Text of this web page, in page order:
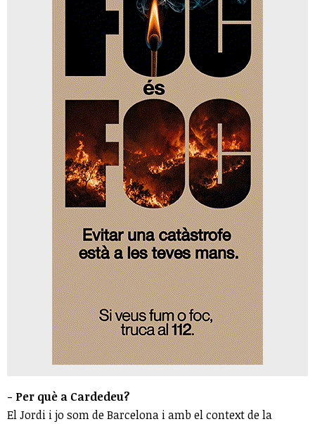
- Per què a Cardedeu?
El Jordi i jo som de Barcelona i amb el context de la